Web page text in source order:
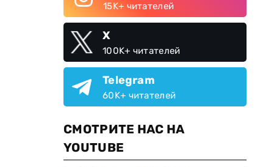
15K+ читателей
X
100K+ читателей
Telegram
60K+ читателей
СМОТРИТЕ НАС НА
YOUTUBE